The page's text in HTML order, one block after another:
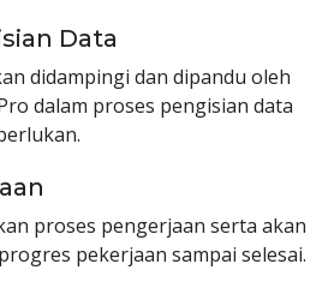
Data
didampingi dan dipandu oleh
dalam proses pengisian data
proses pengerjaan serta akan
pekerjaan sampai selesai.